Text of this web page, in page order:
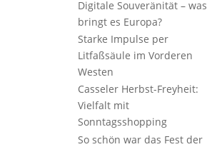
Digitale Souveränität – was
bringt es Europa?
Starke Impulse per
Litfaßsäule im Vorderen
Westen
Casseler Herbst-Freyheit:
Vielfalt mit
Sonntagsshopping
So schön war das Fest der